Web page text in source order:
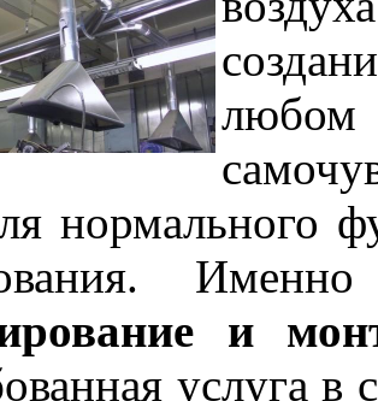
нормального
и
услуга в